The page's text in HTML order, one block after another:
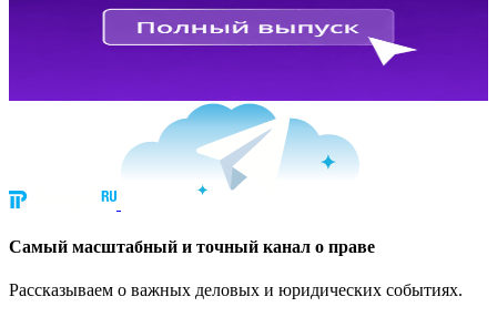
Cамый масштабный и точный канал о праве
Рассказываем о важных деловых и юридических событиях.